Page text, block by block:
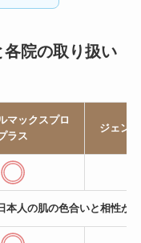
院の取り扱い
マックスプロ
ラス
ジェン
本人の肌の色合いと相性が